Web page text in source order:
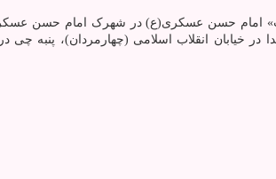
امام حسن عسکری(ع) در شهرک امام حسن
در پردیسان (خیابان ایمان)، خوراکیان در بلوار ۱۵ خرداد، بعثت در نیروگاه، شهدا در خیابان انقلاب